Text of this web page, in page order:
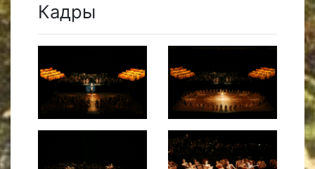
Кадры